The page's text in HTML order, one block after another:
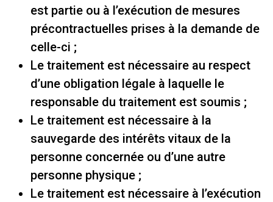
est partie ou à l’exécution de mesures
précontractuelles prises à la demande de
celle-ci ;
Le traitement est nécessaire au respect
d’une obligation légale à laquelle le
responsable du traitement est soumis ;
Le traitement est nécessaire à la
sauvegarde des intérêts vitaux de la
personne concernée ou d’une autre
personne physique ;
Le traitement est nécessaire à l’exécution